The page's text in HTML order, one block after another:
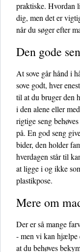
praktiske. Hvordan
dig, men det er
når du søger efter
Den gode
At sove går hånd i
sove godt, hver
til at du bruger den
i den alene eller
rigtige seng
på. En god seng
bider, den holder
hverdagen står til
at ligge i og ikke
plastikpose.
Mere om
Der er så mange
- men vi kan hjælpe
at du behøves